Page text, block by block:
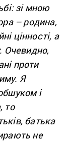
зі мною
– родина,
цінності, а
Очевидно,
проти
Я
і
то
батька
не